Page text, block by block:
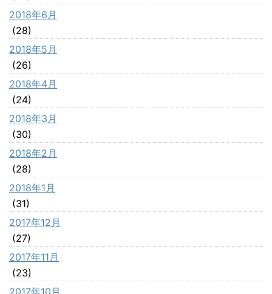
2018年6月
(28)
2018年5月
(26)
2018年4月
(24)
2018年3月
(30)
2018年2月
(28)
2018年1月
(31)
2017年12月
(27)
2017年11月
(23)
2017年10月